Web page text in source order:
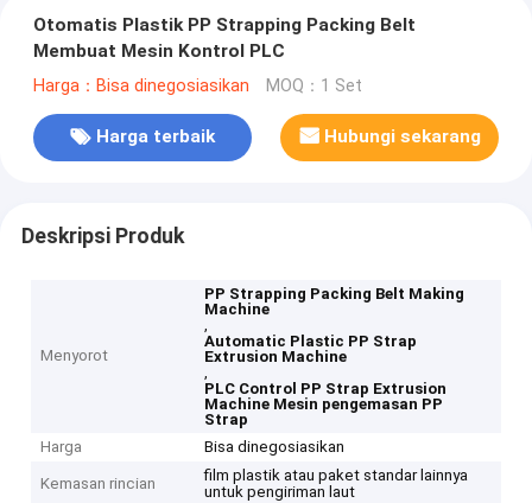
Otomatis Plastik PP Strapping Packing Belt
Membuat Mesin Kontrol PLC
Harga：Bisa dinegosiasikan MOQ：1 Set
Harga terbaik Hubungi sekarang
Deskripsi Produk
Menyorot
PP Strapping Packing Belt Making
Machine
,
Automatic Plastic PP Strap
Extrusion Machine
,
PLC Control PP Strap Extrusion
Machine Mesin pengemasan PP
Strap
Harga
Bisa dinegosiasikan
Kemasan rincian
film plastik atau paket standar lainnya
untuk pengiriman laut